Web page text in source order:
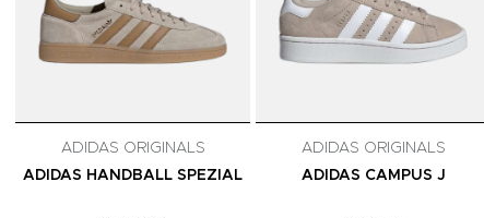
ADIDAS ORIGINALS
ADIDAS HANDBALL SPEZIAL
ADIDAS ORIGINALS
ADIDAS CAMPUS J